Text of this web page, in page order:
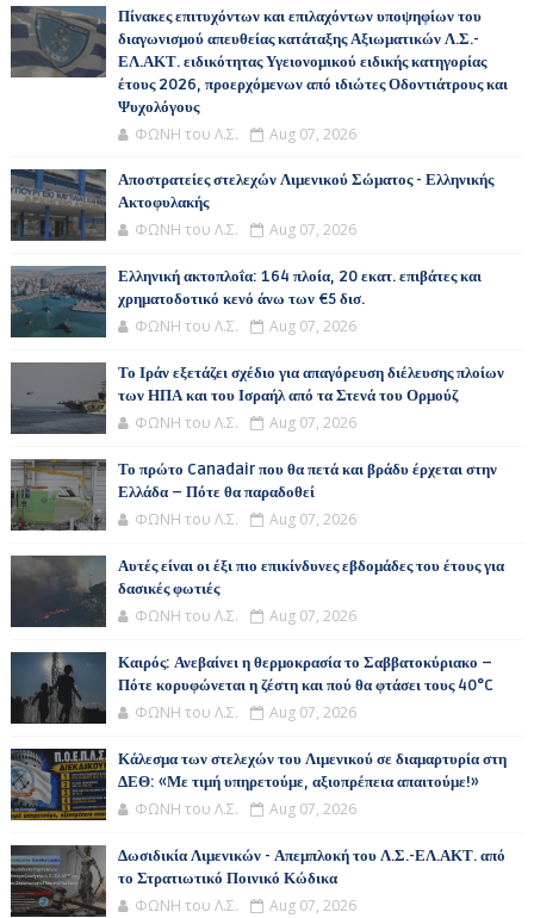
Πίνακες επιτυχόντων και επιλαχόντων υποψηφίων του
διαγωνισμού απευθείας κατάταξης Αξιωματικών Λ.Σ.-
ΕΛ.ΑΚΤ. ειδικότητας Υγειονομικού ειδικής κατηγορίας
έτους 2026, προερχόμενων από ιδιώτες Οδοντιάτρους και
Ψυχολόγους
ΦΩΝΗ του Λ.Σ. Aug 07, 2026
Αποστρατείες στελεχών Λιμενικού Σώματος - Ελληνικής
Ακτοφυλακής
ΦΩΝΗ του Λ.Σ. Aug 07, 2026
Ελληνική ακτοπλοΐα: 164 πλοία, 20 εκατ. επιβάτες και
χρηματοδοτικό κενό άνω των €5 δισ.
ΦΩΝΗ του Λ.Σ. Aug 07, 2026
Το Ιράν εξετάζει σχέδιο για απαγόρευση διέλευσης πλοίων
των ΗΠΑ και του Ισραήλ από τα Στενά του Ορμούζ
ΦΩΝΗ του Λ.Σ. Aug 07, 2026
Το πρώτο Canadair που θα πετά και βράδυ έρχεται στην
Ελλάδα – Πότε θα παραδοθεί
ΦΩΝΗ του Λ.Σ. Aug 07, 2026
Αυτές είναι οι έξι πιο επικίνδυνες εβδομάδες του έτους για
δασικές φωτιές
ΦΩΝΗ του Λ.Σ. Aug 07, 2026
Καιρός: Ανεβαίνει η θερμοκρασία το Σαββατοκύριακο –
Πότε κορυφώνεται η ζέστη και πού θα φτάσει τους 40°C
ΦΩΝΗ του Λ.Σ. Aug 07, 2026
Κάλεσμα των στελεχών του Λιμενικού σε διαμαρτυρία στη
ΔΕΘ: «Με τιμή υπηρετούμε, αξιοπρέπεια απαιτούμε!»
ΦΩΝΗ του Λ.Σ. Aug 07, 2026
Δωσιδικία Λιμενικών - Απεμπλοκή του Λ.Σ.-ΕΛ.ΑΚΤ. από
το Στρατιωτικό Ποινικό Κώδικα
ΦΩΝΗ του Λ.Σ. Aug 07, 2026